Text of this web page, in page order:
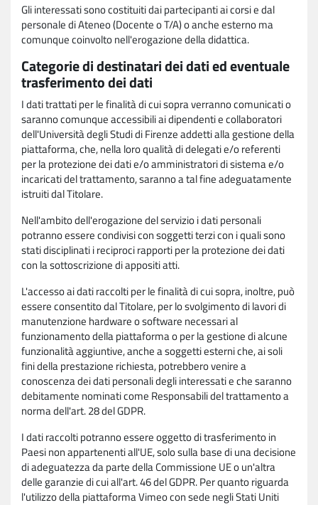
Gli interessati sono costituiti dai partecipanti ai corsi e dal
personale di Ateneo (Docente o T/A) o anche esterno ma
comunque coinvolto nell'erogazione della didattica.
Categorie di destinatari dei dati ed eventuale
trasferimento dei dati
I dati trattati per le finalità di cui sopra verranno comunicati o
saranno comunque accessibili ai dipendenti e collaboratori
dell'Università degli Studi di Firenze addetti alla gestione della
piattaforma, che, nella loro qualità di delegati e/o referenti
per la protezione dei dati e/o amministratori di sistema e/o
incaricati del trattamento, saranno a tal fine adeguatamente
istruiti dal Titolare.
Nell'ambito dell'erogazione del servizio i dati personali
potranno essere condivisi con soggetti terzi con i quali sono
stati disciplinati i reciproci rapporti per la protezione dei dati
con la sottoscrizione di appositi atti.
L'accesso ai dati raccolti per le finalità di cui sopra, inoltre, può
essere consentito dal Titolare, per lo svolgimento di lavori di
manutenzione hardware o software necessari al
funzionamento della piattaforma o per la gestione di alcune
funzionalità aggiuntive, anche a soggetti esterni che, ai soli
fini della prestazione richiesta, potrebbero venire a
conoscenza dei dati personali degli interessati e che saranno
debitamente nominati come Responsabili del trattamento a
norma dell'art. 28 del GDPR.
I dati raccolti potranno essere oggetto di trasferimento in
Paesi non appartenenti all'UE, solo sulla base di una decisione
di adeguatezza da parte della Commissione UE o un'altra
delle garanzie di cui all'art. 46 del GDPR. Per quanto riguarda
l'utilizzo della piattaforma Vimeo con sede negli Stati Uniti